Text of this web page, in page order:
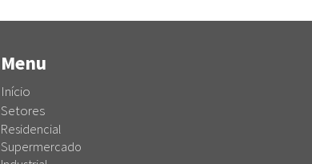
Menu
Início
Setores
Residencial
Supermercado